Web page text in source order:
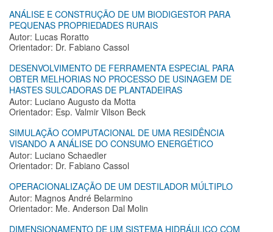
ANÁLISE E CONSTRUÇÃO DE UM BIODIGESTOR PARA
PEQUENAS PROPRIEDADES RURAIS
Autor: Lucas Roratto
Orientador: Dr. Fabiano Cassol
DESENVOLVIMENTO DE FERRAMENTA ESPECIAL PARA
OBTER MELHORIAS NO PROCESSO DE USINAGEM DE
HASTES SULCADORAS DE PLANTADEIRAS
Autor: Luciano Augusto da Motta
Orientador: Esp. Valmir Vilson Beck
SIMULAÇÃO COMPUTACIONAL DE UMA RESIDÊNCIA
VISANDO A ANÁLISE DO CONSUMO ENERGÉTICO
Autor: Luciano Schaedler
Orientador: Dr. Fabiano Cassol
OPERACIONALIZAÇÃO DE UM DESTILADOR MÚLTIPLO
Autor: Magnos André Belarmino
Orientador: Me. Anderson Dal Molin
DIMENSIONAMENTO DE UM SISTEMA HIDRÁULICO COM